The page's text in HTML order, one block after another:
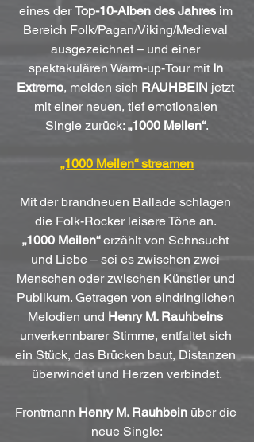
eines der Top-10-Alben des Jahres im
Bereich Folk/Pagan/Viking/Medieval
ausgezeichnet – und einer
spektakulären Warm-up-Tour mit In
Extremo, melden sich RAUHBEIN jetzt
mit einer neuen, tief emotionalen
Single zurück: „1000 Meilen“.
„1000 Meilen“ streamen
Mit der brandneuen Ballade schlagen
die Folk-Rocker leisere Töne an.
„1000 Meilen“ erzählt von Sehnsucht
und Liebe – sei es zwischen zwei
Menschen oder zwischen Künstler und
Publikum. Getragen von eindringlichen
Melodien und Henry M. Rauhbeins
unverkennbarer Stimme, entfaltet sich
ein Stück, das Brücken baut, Distanzen
überwindet und Herzen verbindet.
Frontmann Henry M. Rauhbein über die
neue Single: